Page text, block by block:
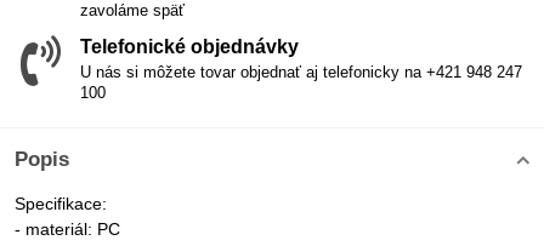
zavoláme späť
Telefonické objednávky
U nás si môžete tovar objednať aj telefonicky na +421 948 247
100
Popis
Specifikace:
- materiál: PC